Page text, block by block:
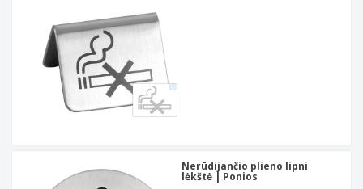
Nerūdijančio plieno lipni
lėkštė | Ponios